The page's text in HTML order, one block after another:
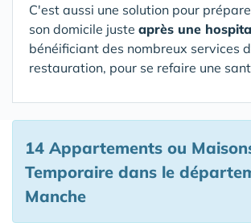
C'est aussi une solution pour
son domicile juste après une
bénéificiant des nombreux services
restauration, pour se refaire une
14 Appartements ou
Temporaire dans le
Manche